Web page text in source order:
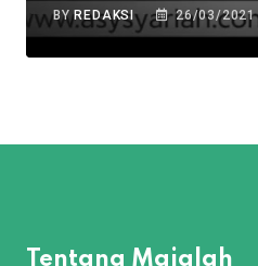
BYREDAKSI 26/03/2021
Tentang Majalah